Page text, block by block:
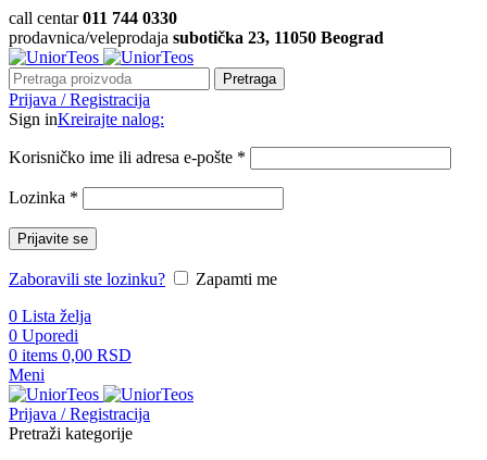
call centar011 744 0330
prodavnica/veleprodaja subotička 23, 11050 Beograd
Pretraga
Prijava / Registracija
Sign inKreirajte nalog:
Korisničko ime ili adresa e-pošte *
Lozinka *
Prijavite se
Zaboravili ste lozinku?
Zapamti me
0 Lista želja
0 Uporedi
0 items 0,00 RSD
Meni
Prijava / Registracija
Pretraži kategorije